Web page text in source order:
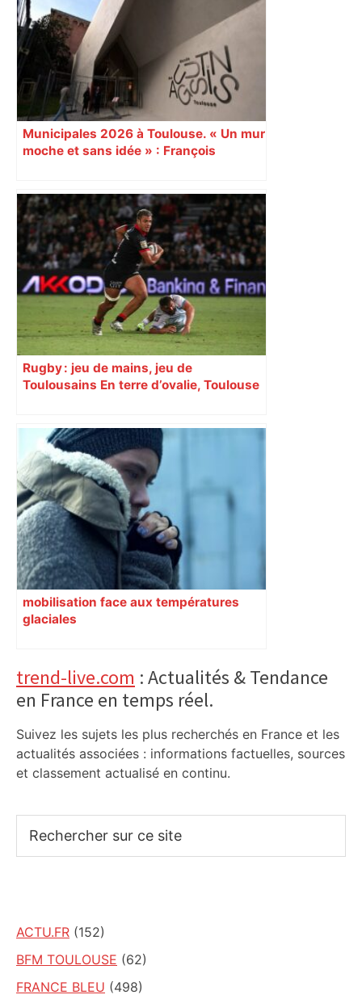
Municipales 2026 à Toulouse. « Un mur
moche et sans idée » : François
Augustins
Rugby : jeu de mains, jeu de
Toulousains En terre d’ovalie, Toulouse
revendiquant surtout son art du jeu en
mouvement, vif et spectaculaire.
Décryptage. Série (4 / 10)
mobilisation face aux températures
glaciales
Primary
Sidebar
trend-live.com : Actualités & Tendance
en France en temps réel.
Suivez les sujets les plus recherchés en France et les
actualités associées : informations factuelles, sources
et classement actualisé en continu.
sur
ACTU.FR (152)
BFM TOULOUSE (62)
FRANCE BLEU (498)